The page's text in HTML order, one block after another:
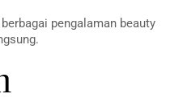
pengalaman beauty